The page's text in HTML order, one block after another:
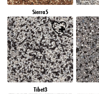
Sierra5
Tibet3